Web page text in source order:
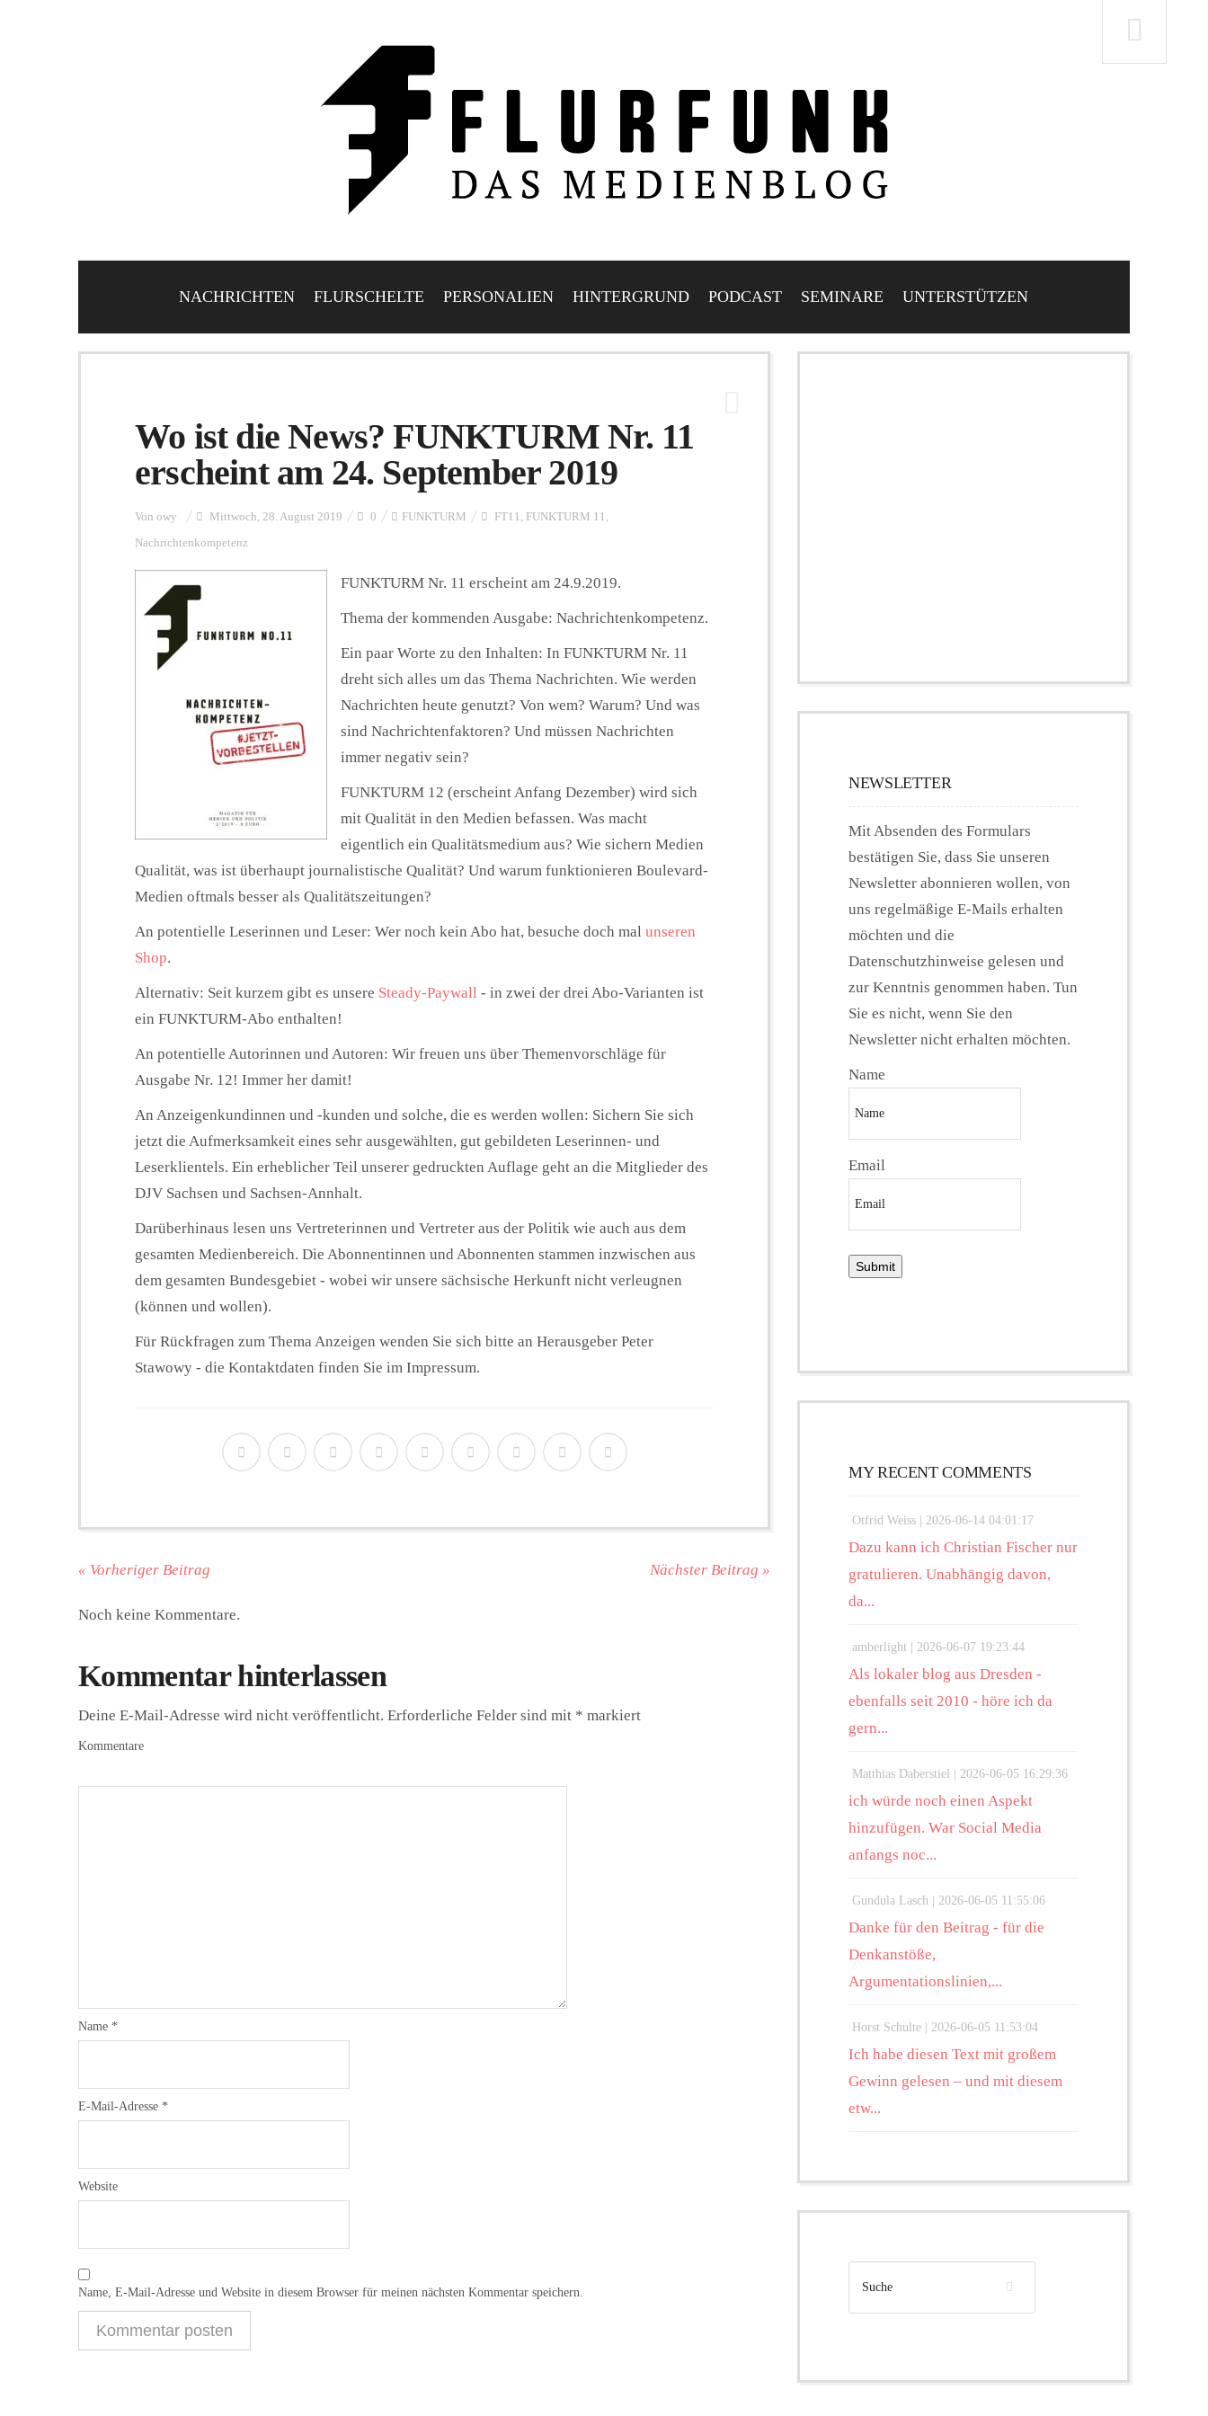
NACHRICHTEN FLURSCHELTE PERSONALIEN HINTERGRUND PODCAST SEMINARE UNTERSTÜTZEN
Wo ist die News? FUNKTURM Nr. 11
erscheint am 24. September 2019
Von owy Mittwoch, 28. August 2019 0 FUNKTURM FT11 , FUNKTURM 11 ,
Nachrichtenkompetenz
FUNKTURM Nr. 11 erscheint am 24.9.2019.
Thema der kommenden Ausgabe: Nachrichtenkompetenz.
Ein paar Worte zu den Inhalten: In FUNKTURM Nr. 11
dreht sich alles um das Thema Nachrichten. Wie werden
Nachrichten heute genutzt? Von wem? Warum? Und was
sind Nachrichtenfaktoren? Und müssen Nachrichten
immer negativ sein?
FUNKTURM 12 (erscheint Anfang Dezember) wird sich
mit Qualität in den Medien befassen. Was macht
eigentlich ein Qualitätsmedium aus? Wie sichern Medien
Qualität, was ist überhaupt journalistische Qualität? Und warum funktionieren Boulevard-
Medien oftmals besser als Qualitätszeitungen?
An potentielle Leserinnen und Leser: Wer noch kein Abo hat, besuche doch mal unseren
Shop.
Alternativ: Seit kurzem gibt es unsere Steady-Paywall - in zwei der drei Abo-Varianten ist
ein FUNKTURM-Abo enthalten!
An potentielle Autorinnen und Autoren: Wir freuen uns über Themenvorschläge für
Ausgabe Nr. 12! Immer her damit!
An Anzeigenkundinnen und -kunden und solche, die es werden wollen: Sichern Sie sich
jetzt die Aufmerksamkeit eines sehr ausgewählten, gut gebildeten Leserinnen- und
Leserklientels. Ein erheblicher Teil unserer gedruckten Auflage geht an die Mitglieder des
DJV Sachsen und Sachsen-Annhalt.
Darüberhinaus lesen uns Vertreterinnen und Vertreter aus der Politik wie auch aus dem
gesamten Medienbereich. Die Abonnentinnen und Abonnenten stammen inzwischen aus
dem gesamten Bundesgebiet - wobei wir unsere sächsische Herkunft nicht verleugnen
(können und wollen).
Für Rückfragen zum Thema Anzeigen wenden Sie sich bitte an Herausgeber Peter
Stawowy - die Kontaktdaten finden Sie im Impressum.
« Vorheriger Beitrag Nächster Beitrag »
Noch keine Kommentare.
Kommentar hinterlassen
Deine E-Mail-Adresse wird nicht veröffentlicht. Erforderliche Felder sind mit * markiert
Kommentare
Name *
E-Mail-Adresse *
Website
Name, E-Mail-Adresse und Website in diesem Browser für meinen nächsten Kommentar speichern.
NEWSLETTER
Mit Absenden des Formulars
bestätigen Sie, dass Sie unseren
Newsletter abonnieren wollen, von
uns regelmäßige E-Mails erhalten
möchten und die
Datenschutzhinweise gelesen und
zur Kenntnis genommen haben. Tun
Sie es nicht, wenn Sie den
Newsletter nicht erhalten möchten.
Name
Email
MY RECENT COMMENTS
Otfrid Weiss | 2026-06-14 04:01:17
Dazu kann ich Christian Fischer nur
gratulieren. Unabhängig davon,
da...
amberlight | 2026-06-07 19:23:44
Als lokaler blog aus Dresden -
ebenfalls seit 2010 - höre ich da
gern...
Matthias Daberstiel | 2026-06-05 16:29:36
ich würde noch einen Aspekt
hinzufügen. War Social Media
anfangs noc...
Gundula Lasch | 2026-06-05 11:55:06
Danke für den Beitrag - für die
Denkanstöße,
Argumentationslinien,...
Horst Schulte | 2026-06-05 11:53:04
Ich habe diesen Text mit großem
Gewinn gelesen – und mit diesem
etw...